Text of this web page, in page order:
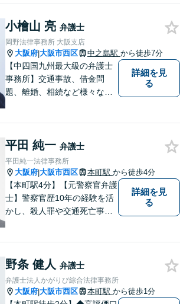
指します【初回相談無料】
【本町駅徒歩2分】男性の方の
ご相談も多く寄せられていま
す。
小檜山 亮 弁護士
岡野法律事務所 大阪支店
大阪府|大阪市西区 中之島駅 から徒歩7分
【中四国九州最大級の弁護士
事務所】交通事故、借金問
題、離婚、相続など様々な問
い！
詳細を見
る
平田 純一 弁護士
平田純一法律事務所
大阪府|大阪市西区 本町駅 から徒歩4分
【本町駅4分】【元警察官弁護
士】警察官歴10年の経験を活
かし、殺人罪や交通死亡事故
す。男女問題や労働問題な
ど、多岐に渡る分野に力を注
いでおります。ぜひお気軽に
詳細を見
る
野条 健人 弁護士
弁護士法人かがりび綜合法律事務所
大阪府|大阪市西区 本町駅 から徒歩1分